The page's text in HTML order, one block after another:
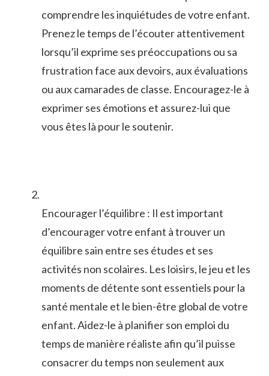
comprendre les inquiétudes de votre enfant.
Prenez le temps‍ de l’écouter attentivement
lorsqu’il exprime ses préoccupations⁣ ou sa
frustration face ⁣aux devoirs, aux évaluations
ou aux camarades de classe. Encouragez-le ⁢à
exprimer ses ⁤émotions et assurez-lui que
vous êtes là pour le soutenir.
Encourager l’équilibre : Il est​ important
d’encourager votre⁢ enfant à trouver un
équilibre sain entre ses études et ses
activités non‌ scolaires. Les loisirs, ⁤le jeu et les
moments de détente sont essentiels pour la
santé mentale et le bien-être global de votre
enfant. Aidez-le à planifier⁢ son emploi du
temps de ​manière réaliste afin qu’il puisse
consacrer du temps non seulement aux